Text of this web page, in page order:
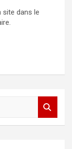
site dans le